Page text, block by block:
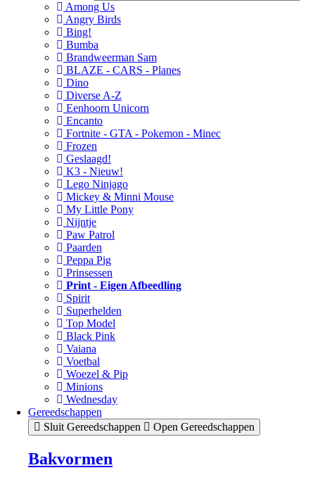
Among Us
Angry Birds
Bing!
Bumba
Brandweerman Sam
BLAZE - CARS - Planes
Dino
Diverse A-Z
Eenhoorn Unicorn
Encanto
Fortnite - GTA - Pokemon - Minec
Frozen
Geslaagd!
K3 - Nieuw!
Lego Ninjago
Mickey & Minni Mouse
My Little Pony
Nijntje
Paw Patrol
Paarden
Peppa Pig
Prinsessen
Print - Eigen Afbeedling
Spirit
Superhelden
Top Model
Black Pink
Vaiana
Voetbal
Woezel & Pip
Minions
Wednesday
Gereedschappen
Sluit Gereedschappen
Open Gereedschappen
Bakvormen